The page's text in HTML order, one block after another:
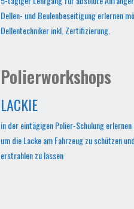
Dellen- und Beulenbeseitigung erlernen
Dellentechniker inkl. Zertifizierung.
Polierworkshops
LACKIE
in der eintägigen Polier-Schulung
um die Lacke am Fahrzeug zu schützen
erstrahlen zu lassen